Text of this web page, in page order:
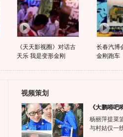
《天天影视圈》对话古
天乐 我是变形金刚
长春汽博
金刚跑车
视频策划
《大鹏嘚吧
杨丽萍提菜
与村姑仅一